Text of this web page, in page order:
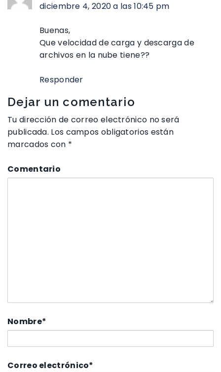
diciembre 4, 2020 a las 10:45 pm
Buenas,
Que velocidad de carga y descarga de
archivos en la nube tiene??
Responder
Dejar un comentario
Tu dirección de correo electrónico no será
publicada. Los campos obligatorios están
marcados con *
Comentario
Nombre*
Correo electrónico*